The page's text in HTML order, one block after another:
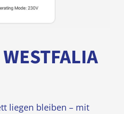
liegen bleiben – mit